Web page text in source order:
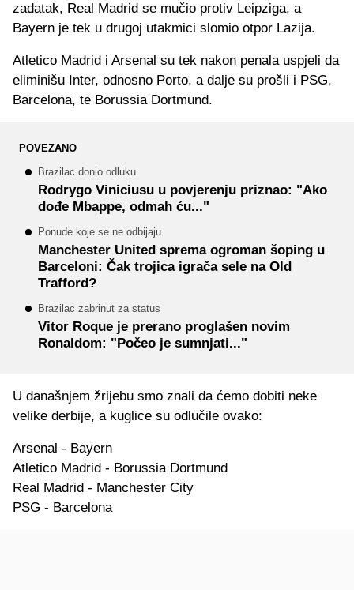
zadatak, Real Madrid se mučio protiv Leipziga, a
Bayern je tek u drugoj utakmici slomio otpor Lazija.
Atletico Madrid i Arsenal su tek nakon penala uspjeli da
eliminišu Inter, odnosno Porto, a dalje su prošli i PSG,
Barcelona, te Borussia Dortmund.
POVEZANO
Brazilac donio odluku
Rodrygo Viniciusu u povjerenju priznao: "Ako
dođe Mbappe, odmah ću..."
Ponude koje se ne odbijaju
Manchester United sprema ogroman šoping u
Barceloni: Čak trojica igrača sele na Old
Trafford?
Brazilac zabrinut za status
Vitor Roque je prerano proglašen novim
Ronaldom: "Počeo je sumnjati..."
U današnjem žrijebu smo znali da ćemo dobiti neke
velike derbije, a kuglice su odlučile ovako:
Arsenal - Bayern
Atletico Madrid - Borussia Dortmund
Real Madrid - Manchester City
PSG - Barcelona